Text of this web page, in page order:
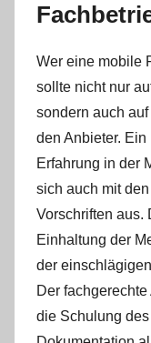
Wer eine mobile
sollte nicht nur
sondern auch
den Anbieter.
Erfahrung in der
sich auch mit
Vorschriften aus.
Einhaltung der
der
Der
die Schulung